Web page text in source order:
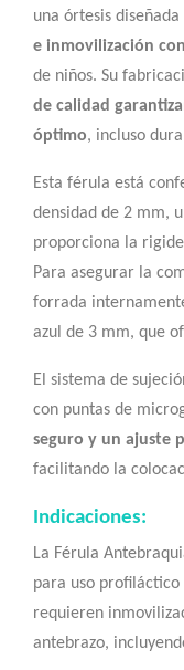
una órtesis
e inmovilización
de niños. Su
de calidad
óptimo, incluso
Esta férula está
densidad de 2 mm,
proporciona la
Para asegurar la
forrada
azul de 3 mm, que
El sistema de
con puntas de
seguro y un ajuste
facilitando la
Indicaciones:
La Férula
para uso
requieren
antebrazo,